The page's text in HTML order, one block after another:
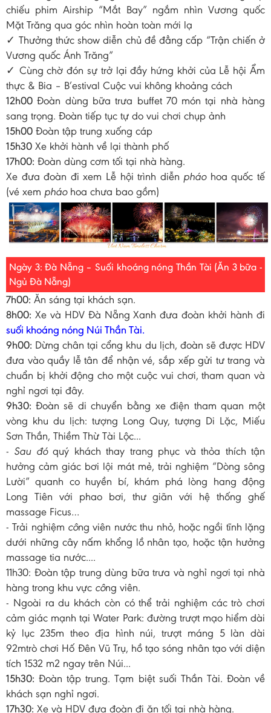
chiếu phim Airship “Mắt Bay” ngắm nhìn Vương quốc
Mặt Trăng qua góc nhìn hoàn toàn mới lạ
✓ Thưởng thức show diễn chủ đề đẳng cấp “Trận chiến ở
Vương quốc Ánh Trăng”
✓ Cùng chờ đón sự trở lại đầy hứng khởi của Lễ hội Ẩm
thực & Bia – B’estival Cuộc vui không khoảng cách
12h00 Đoàn dùng bữa trưa buffet 70 món tại nhà hàng
sang trọng. Đoàn tiếp tục tự do vui chơi chụp ảnh
15h00 Đoàn tập trung xuống cáp
15h30 Xe khởi hành về lại thành phố
17h00: Đoàn dùng cơm tối tại nhà hàng.
Xe đưa đoàn đi xem Lễ hội trình diễn pháo hoa quốc tế
(vé xem pháo hoa chưa bao gồm)
Ngày 3: Đà Nẵng – Suối khoáng nóng Thần Tài (Ăn 3 bữa -
Ngủ Đà Nẵng)
7h00: Ăn sáng tại khách sạn.
8h00: Xe và HDV Đà Nẵng Xanh đưa đoàn khởi hành đi
suối khoáng nóng Núi Thần Tài.
9h00: Dừng chân tại cổng khu du lịch, đoàn sẽ được HDV
đưa vào quầy lễ tân để nhận vé, sắp xếp gửi tư trang và
chuẩn bị khởi động cho một cuộc vui chơi, tham quan và
nghỉ ngơi tại đây.
9h30: Đoàn sẽ di chuyển bằng xe điện tham quan một
vòng khu du lịch: tượng Long Quy, tượng Di Lặc, Miếu
Sơn Thần, Thiềm Thừ Tài Lộc...
- Sau đóquý khách thay trang phục và thỏa thích tận
hưởng cảm giác bơi lội mát mẻ, trải nghiệm “Dòng sông
Lười” quanh co huyền bí, khám phá lòng hang động
Long Tiên với phao bơi, thư giãn với hệ thống ghế
massage Ficus…
- Trải nghiệm công viên nước thu nhỏ, hoặc ngồi tĩnh lặng
dưới những cây nấm khổng lồ nhân tạo, hoặc tận hưởng
massage tia nước....
11h30: Đoàn tập trung dùng bữa trưa và nghỉ ngơi tại nhà
hàng trong khu vực công viên.
- Ngoài ra du khách còn có thể trải nghiệm các trò chơi
cảm giác mạnh tại Water Park: đường trượt mạo hiểm dài
kỷ lục 235m theo địa hình núi, trượt máng 5 làn dài
92mtrò chơi Hố Đên Vũ Trụ, hồ tạo sóng nhân tạo với diện
tích 1532 m2 ngay trên Núi...
15h30: Đoàn tập trung. Tạm biệt suối Thần Tài. Đoàn về
khách sạn nghỉ ngơi.
17h30: Xe và HDV đưa đoàn đi ăn tối tại nhà hàng.